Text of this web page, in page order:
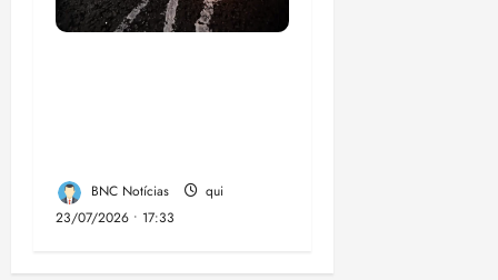
BNC Notícias
qui
23/07/2026 • 17:33